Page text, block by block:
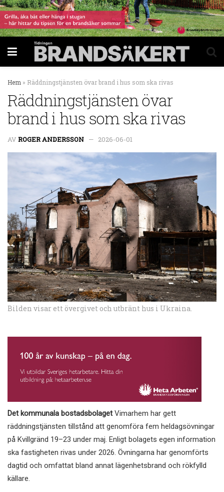
Hem » Räddningstjänsten övar brand i hus som ska rivas
Räddningstjänsten övar
brand i hus som ska rivas
AV ROGER ANDERSSON 2026-06-01
Bilden visar ett övergivet och utbränt hus i Ukraina.
Det kommunala bostadsbolagetVimarhem har gett
räddningstjänsten tillstånd att genomföra fem heldagsövningar
på Kvillgränd 19–23 under maj. Enligt bolagets egen information
ska fastigheten rivas under 2026. Övningarna har genomförts
dagtid och omfattat bland annat lägenhetsbrand och rökfylld
källare.